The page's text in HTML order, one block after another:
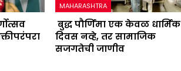
MAHARASHTRA
बुद्ध पौर्णिमा एक केवळ धार्मिक
दिवस नव्हे, तर सामाजिक
सजगतेची जाणीव